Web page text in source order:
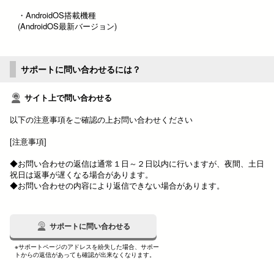
・AndroidOS搭載機種
(AndroidOS最新バージョン)
サポートに問い合わせるには？
サイト上で問い合わせる
以下の注意事項をご確認の上お問い合わせください
[注意事項]
◆お問い合わせの返信は通常１日～２日以内に行いますが、夜間、土日
祝日は返事が遅くなる場合があります。
◆お問い合わせの内容により返信できない場合があります。
サポートに問い合わせる
※サポートページのアドレスを紛失した場合、サポー
トからの返信があっても確認が出来なくなります。